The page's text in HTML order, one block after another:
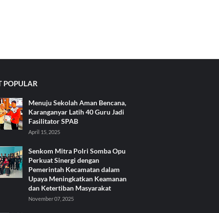
POPULAR
Menuju Sekolah Aman Bencana,
Karanganyar Latih 40 Guru Jadi
Fasilitator SPAB
April 15, 2025
Senkom Mitra Polri Somba Opu
Perkuat Sinergi dengan
Pemerintah Kecamatan dalam
Upaya Meningkatkan Keamanan
dan Ketertiban Masyarakat
November 07, 2025